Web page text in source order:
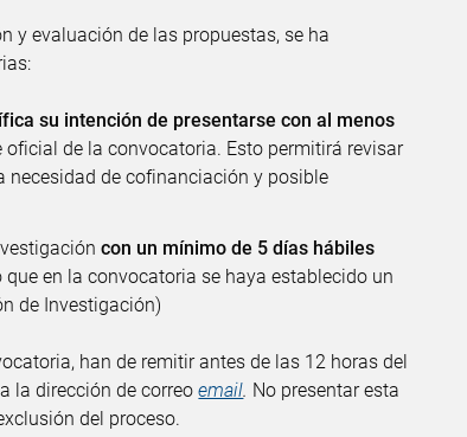
y evaluación de las propuestas, se ha
su intención de presentarse con al menos
oficial de la convocatoria. Esto permitirá revisar
necesidad de cofinanciación y posible
con un mínimo de 5 días hábiles
en la convocatoria se haya establecido un
de Investigación)
han de remitir antes de las 12 horas del
la dirección de correoemail. No presentar esta
del proceso.